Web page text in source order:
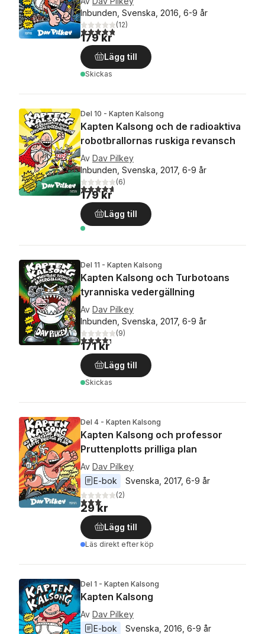
Inbunden, Svenska, 2016, 6-9 år
4,8utav 5 stjärnor. Totalt antal röster:
(12)
179 kr
Lägg till
Skickas
Del 10 - Kapten Kalsong
Kapten Kalsong och de radioaktiva
robotbrallornas ruskiga revansch
Av Dav Pilkey
Inbunden, Svenska, 2017, 6-9 år
4,7utav 5 stjärnor. Totalt antal röster:
(6)
179 kr
Lägg till
Del 11 - Kapten Kalsong
Kapten Kalsong och Turbotoans
tyranniska vedergällning
Av Dav Pilkey
Inbunden, Svenska, 2017, 6-9 år
4,3utav 5 stjärnor. Totalt antal röster:
(9)
171 kr
Lägg till
Skickas
Del 4 - Kapten Kalsong
Kapten Kalsong och professor
Pruttenplotts prilliga plan
Av Dav Pilkey
E-bok
Svenska 2017, 6-9 år
3,0utav 5 stjärnor. Totalt antal röster:
(2)
29 kr
Lägg till
Läs direkt efter köp
Del 1 - Kapten Kalsong
Kapten Kalsong
Av Dav Pilkey
E-bok
Svenska 2016 6-9 år